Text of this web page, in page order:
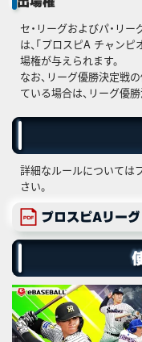
セ・リーグおよびパ・リ
は、「プロスピA チャン
場権が与えられます。
なお、リーグ優勝決定戦
ている場合は、リーグ優
詳細なルールについては
さい。
プロスピAリー